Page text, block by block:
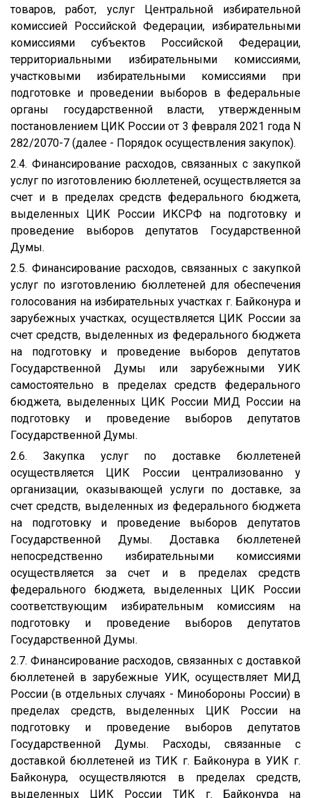
товаров, работ, услуг Центральной избирательной
комиссией Российской Федерации, избирательными
комиссиями субъектов Российской Федерации,
территориальными избирательными комиссиями,
участковыми избирательными комиссиями при
подготовке и проведении выборов в федеральные
органы государственной власти, утвержденным
постановлением ЦИК России от 3 февраля 2021 года N
282/2070-7 (далее - Порядок осуществления закупок).
2.4. Финансирование расходов, связанных с закупкой
услуг по изготовлению бюллетеней, осуществляется за
счет и в пределах средств федерального бюджета,
выделенных ЦИК России ИКСРФ на подготовку и
проведение выборов депутатов Государственной
Думы.
2.5. Финансирование расходов, связанных с закупкой
услуг по изготовлению бюллетеней для обеспечения
голосования на избирательных участках г. Байконура и
зарубежных участках, осуществляется ЦИК России за
счет средств, выделенных из федерального бюджета
на подготовку и проведение выборов депутатов
Государственной Думы или зарубежными УИК
самостоятельно в пределах средств федерального
бюджета, выделенных ЦИК России МИД России на
подготовку и проведение выборов депутатов
Государственной Думы.
2.6. Закупка услуг по доставке бюллетеней
осуществляется ЦИК России централизованно у
организации, оказывающей услуги по доставке, за
счет средств, выделенных из федерального бюджета
на подготовку и проведение выборов депутатов
Государственной Думы. Доставка бюллетеней
непосредственно избирательными комиссиями
осуществляется за счет и в пределах средств
федерального бюджета, выделенных ЦИК России
соответствующим избирательным комиссиям на
подготовку и проведение выборов депутатов
Государственной Думы.
2.7. Финансирование расходов, связанных с доставкой
бюллетеней в зарубежные УИК, осуществляет МИД
России (в отдельных случаях - Минобороны России) в
пределах средств, выделенных ЦИК России на
подготовку и проведение выборов депутатов
Государственной Думы. Расходы, связанные с
доставкой бюллетеней из ТИК г. Байконура в УИК г.
Байконура, осуществляются в пределах средств,
выделенных ЦИК России ТИК г. Байконура на